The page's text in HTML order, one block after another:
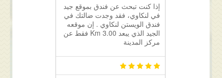
إذا كنت تبحث عن فندق بموقع جيد
في لنكاوي، فقد وجدت ضالتك في
فندق الويستن لنكاوي . إن موقعه
الجيد الذي يبعد 3.00 Km فقط عن
مركز المدينة